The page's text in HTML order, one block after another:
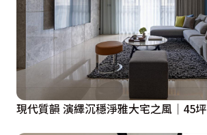
現代質韻 演繹沉穩淨雅大宅之風│45坪